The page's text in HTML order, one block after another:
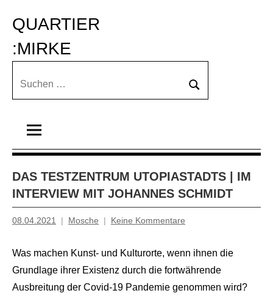
Inhalt
springen
QUARTIER
:MIRKE
Suchen
Suchen
DAS TESTZENTRUM UTOPIASTADTS | IM
INTERVIEW MIT JOHANNES SCHMIDT
08.04.2021 Mosche Keine Kommentare
Was machen Kunst- und Kulturorte, wenn ihnen die
Grundlage ihrer Existenz durch die fortwährende
Ausbreitung der Covid-19 Pandemie genommen wird?